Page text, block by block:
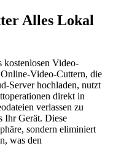
Alles Lokal
kostenlosen Video-
Video-Cuttern, die
Server hochladen, nutzt
direkt in
verlassen zu
Ihr Gerät. Diese
sondern eliminiert
was den